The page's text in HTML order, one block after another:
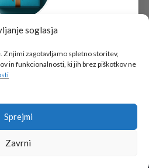
soglasja
Z njimi zagotavljamo spletno storitev,
in funkcionalnosti, ki jih brez piškotkov ne
Sprejmi
Zavrni
Tukaj je!
darila